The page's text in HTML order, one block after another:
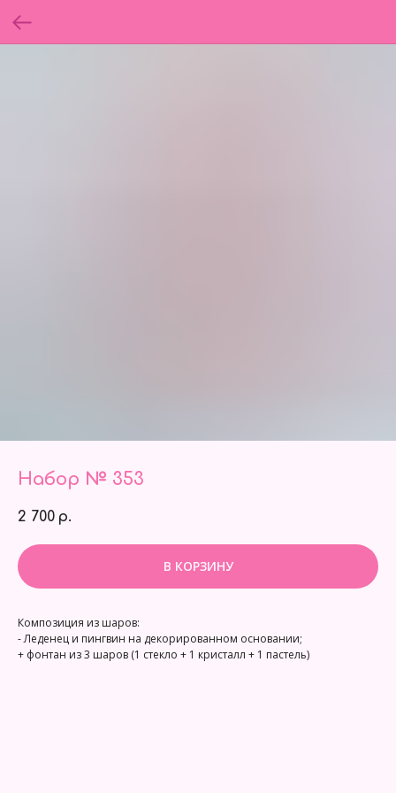
Набор № 353
2 700 р.
В КОРЗИНУ
Композиция из шаров:
- Леденец и пингвин на декорированном основании;
+ фонтан из 3 шаров (1 стекло + 1 кристалл + 1 пастель)